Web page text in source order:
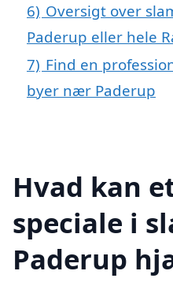
6) Oversigt over
Paderup eller hele
7) Find en
byer nær Paderup
Hvad kan
speciale i
Paderup